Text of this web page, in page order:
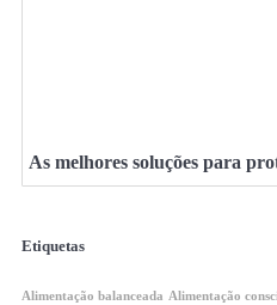
As melhores soluções para
Etiquetas
Alimentação balanceada Alimentação